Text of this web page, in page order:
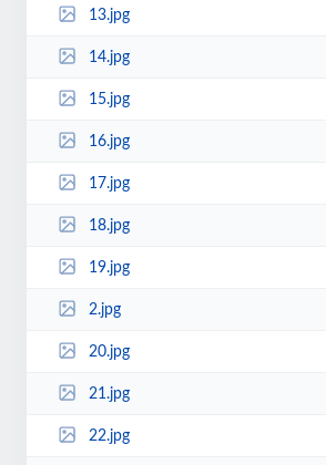
13.jpg
14.jpg
15.jpg
16.jpg
17.jpg
18.jpg
19.jpg
2.jpg
20.jpg
21.jpg
22.jpg